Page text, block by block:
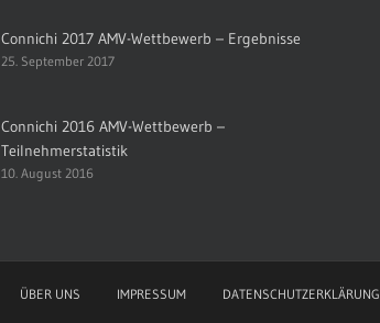
Connichi 2017 AMV-Wettbewerb – Ergebnisse
25. September 2017
Connichi 2016 AMV-Wettbewerb –
Teilnehmerstatistik
10. August 2016
ÜBER UNS IMPRESSUM DATENSCHUTZERKLÄRUNG